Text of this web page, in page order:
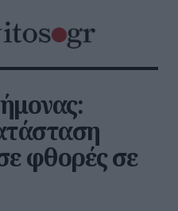
φθορές σε